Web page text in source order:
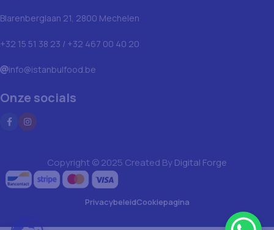
Blarenberglaan 21, 2800 Mechelen
+32 15 51 38 23 / +32 467 00 40 20
info@istanbulfood.be
Onze socials
Copyright © 2025 Created ByDigital Forge
PrivacybeleidCookiepagina